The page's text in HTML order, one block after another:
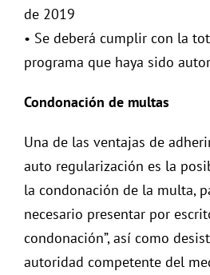
de 2019
• Se deberá cumplir con la
programa que haya sido
Condonación de multas
Una de las ventajas de
auto regularización es la
la condonación de la multa,
necesario presentar por
condonación”, así como
autoridad competente del